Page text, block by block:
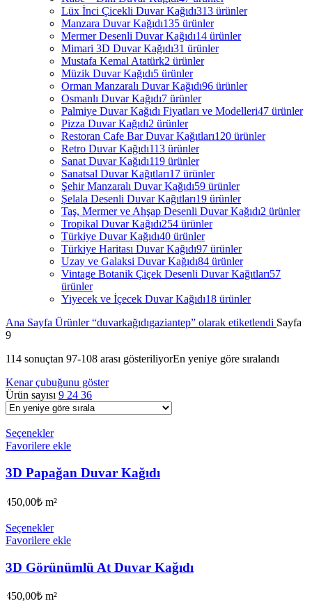
Lüx İnci Çicekli Duvar Kağıdı313 ürünler
Manzara Duvar Kağıdı135 ürünler
Mermer Desenli Duvar Kağıdı14 ürünler
Mimari 3D Duvar Kağıdı31 ürünler
Mustafa Kemal Atatürk2 ürünler
Müzik Duvar Kağıdı5 ürünler
Orman Manzaralı Duvar Kağıdı96 ürünler
Osmanlı Duvar Kağıdı7 ürünler
Palmiye Duvar Kağıdı Fiyatları ve Modelleri47 ürünler
Pizza Duvar Kağıdı2 ürünler
Restoran Cafe Bar Duvar Kağıtları120 ürünler
Retro Duvar Kağıdı113 ürünler
Sanat Duvar Kağıdı119 ürünler
Sanatsal Duvar Kağıtları17 ürünler
Şehir Manzaralı Duvar Kağıdı59 ürünler
Şelala Desenli Duvar Kağıtları19 ürünler
Taş, Mermer ve Ahşap Desenli Duvar Kağıdı2 ürünler
Tropikal Duvar Kağıdı254 ürünler
Türkiye Duvar Kağıdı40 ürünler
Türkiye Haritası Duvar Kağıdı97 ürünler
Uzay ve Galaksi Duvar Kağıdı84 ürünler
Vintage Botanik Çiçek Desenli Duvar Kağıtları57
ürünler
Yiyecek ve İçecek Duvar Kağıdı18 ürünler
Ana Sayfa Ürünler “duvarkağıdıgaziantep” olarak etiketlendi Sayfa
9
114 sonuçtan 97-108 arası gösteriliyorEn yeniye göre sıralandı
Kenar çubuğunu göster
Ürün sayısı 9 24 36
Seçenekler
Favorilere ekle
3D Papağan Duvar Kağıdı
450,00₺ m²
Seçenekler
Favorilere ekle
3D Görünümlü At Duvar Kağıdı
450,00₺ m²